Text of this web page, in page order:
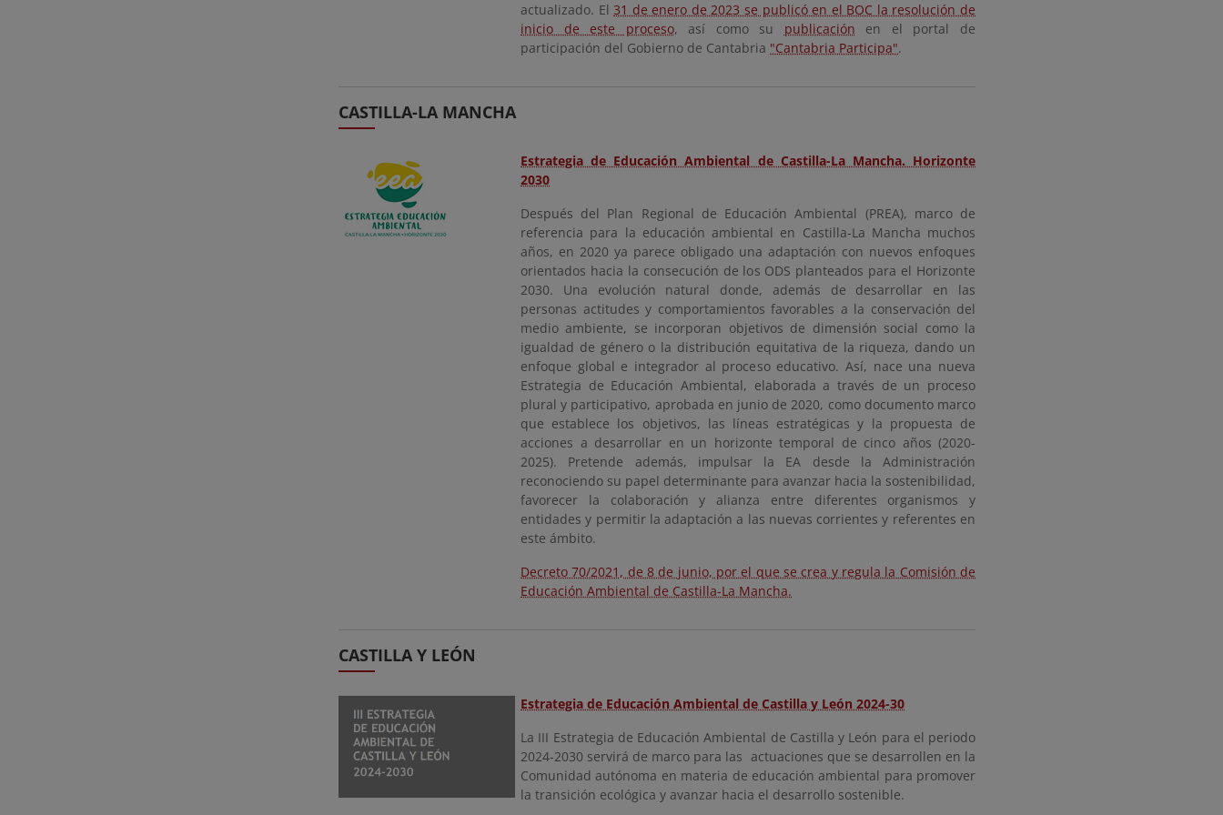
actualizado. El31 de enero de 2023 se publicó en el BOC la resolución de
inicio de este proceso, así como su publicación en el portal de
participación del Gobierno de Cantabria "Cantabria Participa".
CASTILLA-LA MANCHA
Estrategia de Educación Ambiental de Castilla-La Mancha. Horizonte
2030
Después del Plan Regional de Educación Ambiental (PREA), marco de
referencia para la educación ambiental en Castilla-La Mancha muchos
años, en 2020 ya parece obligado una adaptación con nuevos enfoques
orientados hacia la consecución de los ODS planteados para el Horizonte
2030. Una evolución natural donde, además de desarrollar en las
personas actitudes y comportamientos favorables a la conservación del
medio ambiente, se incorporan objetivos de dimensión social como la
igualdad de género o la distribución equitativa de la riqueza, dando un
enfoque global e integrador al proceso educativo. Así, nace una nueva
Estrategia de Educación Ambiental, elaborada a través de un proceso
plural y participativo, aprobada en junio de 2020, como documento marco
que establece los objetivos, las líneas estratégicas y la propuesta de
acciones a desarrollar en un horizonte temporal de cinco años (2020-
2025). Pretende además, impulsar la EA desde la Administración
reconociendo su papel determinante para avanzar hacia la sostenibilidad,
favorecer la colaboración y alianza entre diferentes organismos y
entidades y permitir la adaptación a las nuevas corrientes y referentes en
este ámbito.
Decreto 70/2021, de 8 de junio, por el que se crea y regula la Comisión de
Educación Ambiental de Castilla-La Mancha.
CASTILLA Y LEÓN
Estrategia de Educación Ambiental de Castilla y León 2024-30
La III Estrategia de Educación Ambiental de Castilla y León para el periodo
2024-2030 servirá de marco para las actuaciones que se desarrollen en la
Comunidad autónoma en materia de educación ambiental para promover
la transición ecológica y avanzar hacia el desarrollo sostenible.